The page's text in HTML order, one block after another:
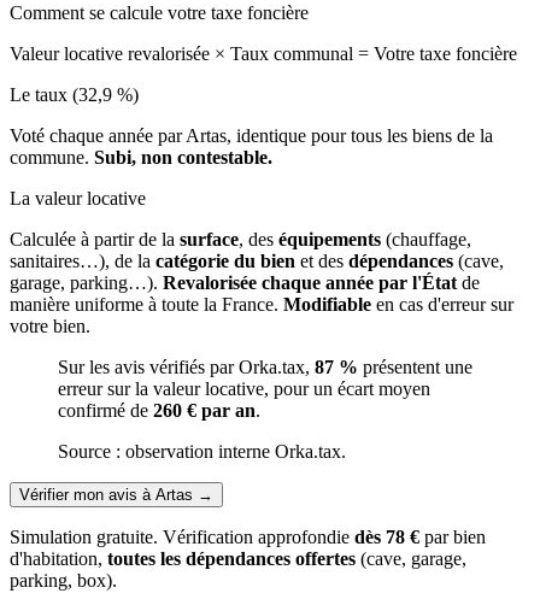
Comment se calcule votre taxe foncière
Valeur locative revalorisée × Taux communal = Votre taxe foncière
Le taux (32,9 %)
Voté chaque année par Artas, identique pour tous les biens de la
commune. Subi, non contestable.
La valeur locative
Calculée à partir de la surface, des équipements (chauffage,
sanitaires…), de la catégorie du bien et des dépendances (cave,
garage, parking…). Revalorisée chaque année par l'État de
manière uniforme à toute la France. Modifiable en cas d'erreur sur
votre bien.
Sur les avis vérifiés par Orka.tax, 87 % présentent une
erreur sur la valeur locative, pour un écart moyen
confirmé de 260 € par an.
Source : observation interne Orka.tax.
Vérifier mon avis à Artas →
Simulation gratuite. Vérification approfondie dès 78 € par bien
d'habitation, toutes les dépendances offertes (cave, garage,
parking, box).